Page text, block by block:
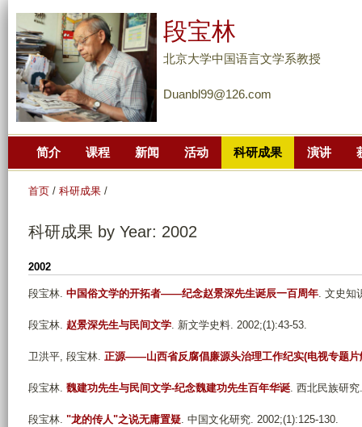
主
段宝林
北京大学中国语言文学系教授
Duanbl99@126.com
简介 课程 新闻 活动 科研成果 演讲
首页 / 科研成果 /
科研成果 by Year: 2002
2002
段宝林. 中国俗文学的开拓者——纪念赵景深先生诞辰一百周年. 文史知
段宝林. 赵景深先生与民间文学. 新文学史料. 2002;(1):43-53.
卫洪平, 段宝林. 正源——山西省反腐倡廉源头治理工作纪实(电视专题片
段宝林. 魏建功先生与民间文学-纪念魏建功先生百年华诞. 西北民族研
段宝林. "龙的传人"之说无庸置疑. 中国文化研究. 2002;(1):125-130.